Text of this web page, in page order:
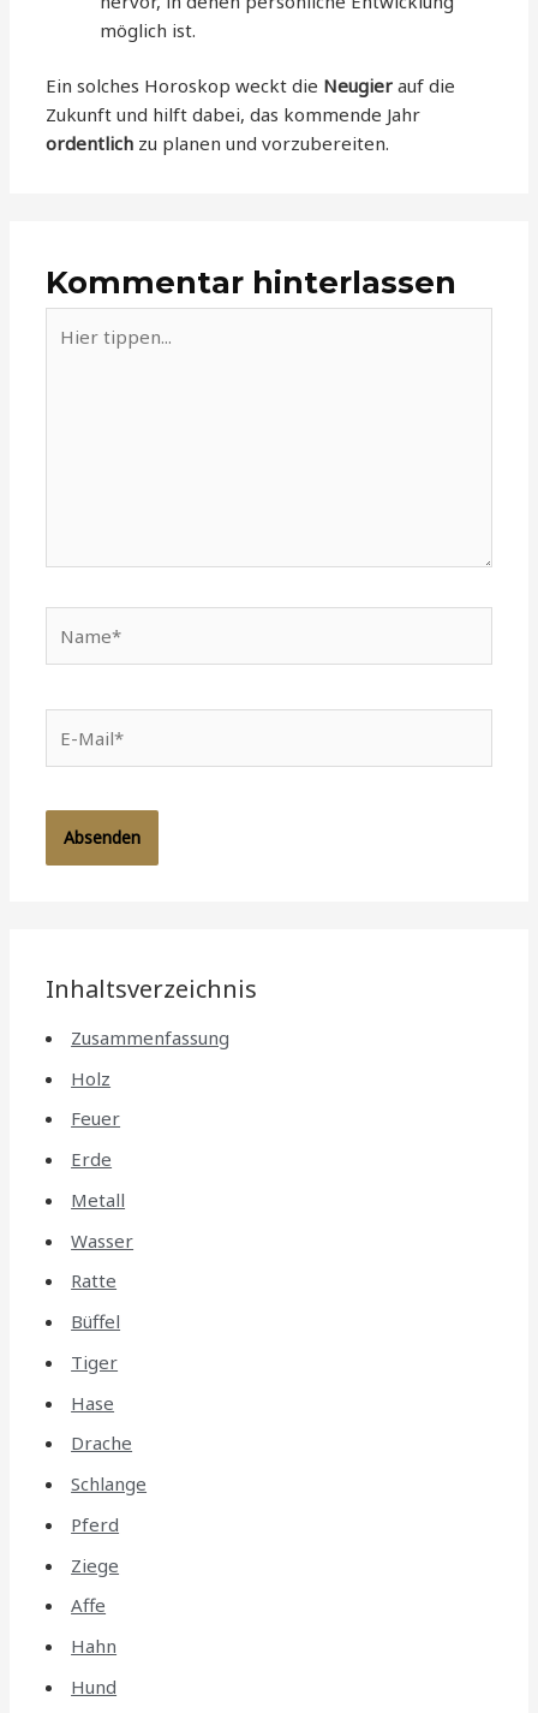
möglich ist.
Ein solches Horoskop weckt die Neugier auf die
Zukunft und hilft dabei, das kommende Jahr
ordentlich zu planen und vorzubereiten.
Kommentar hinterlassen
tippen...
Mail*
Inhaltsverzeichnis
Zusammenfassung
Holz
Feuer
Erde
Metall
Wasser
Ratte
Büffel
Tiger
Hase
Drache
Schlange
Pferd
Ziege
Affe
Hahn
Hund